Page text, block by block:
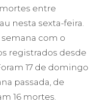
entre
nesta sexta-feira.
semana com o
registrados desde
17 de domingo
passada, de
16 mortes.